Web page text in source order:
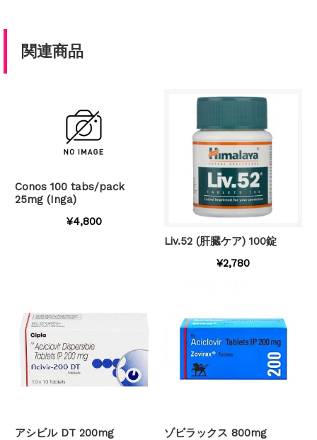
関連商品
Conos 100 tabs/pack
25mg (Inga)
¥4,800
Liv.52 (肝臓ケア) 100錠
¥2,780
アシビル DT 200mg
ゾビラックス 800mg